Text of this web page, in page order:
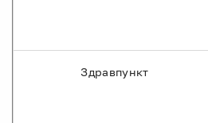
Здравпункт